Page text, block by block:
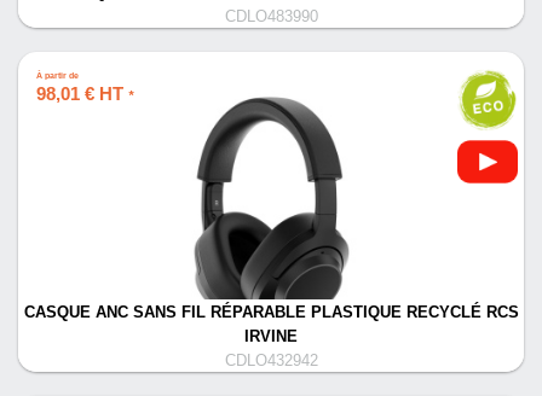
CDLO483990
À partir de
98,01 € HT *
CASQUE ANC SANS FIL RÉPARABLE PLASTIQUE RECYCLÉ RCS
IRVINE
CDLO432942